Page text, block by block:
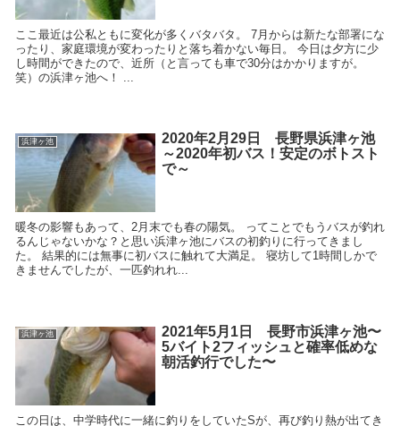
ここ最近は公私ともに変化が多くバタバタ。 7月からは新たな部署にな
ったり、家庭環境が変わったりと落ち着かない毎日。 今日は夕方に少
し時間ができたので、近所（と言っても車で30分はかかりますが。
笑）の浜津ヶ池へ！ ...
浜津ヶ池
2020年2月29日 長野県浜津ヶ池
～2020年初バス！安定のボトスト
で～
暖冬の影響もあって、2月末でも春の陽気。 ってことでもうバスが釣れ
るんじゃないかな？と思い浜津ヶ池にバスの初釣りに行ってきまし
た。 結果的には無事に初バスに触れて大満足。 寝坊して1時間しかで
きませんでしたが、一匹釣れれ...
浜津ヶ池
2021年5月1日 長野市浜津ヶ池〜
5バイト2フィッシュと確率低めな
朝活釣行でした〜
この日は、中学時代に一緒に釣りをしていたSが、再び釣り熱が出てき